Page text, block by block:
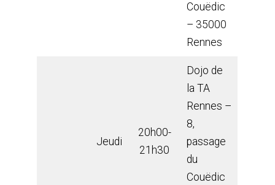
Couëdic
– 35000
Rennes
Jeudi
20h00-
21h30
Dojo de
la TA
Rennes –
8,
passage
du
Couëdic